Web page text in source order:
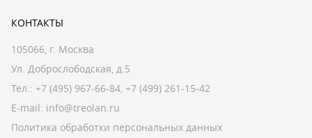
КОНТАКТЫ
105066, г. Москва
Ул. Доброслободская, д.5
Тел.: +7 (495) 967-66-84, +7 (499) 261-15-42
E-mail: info@treolan.ru
Политика обработки персональных данных